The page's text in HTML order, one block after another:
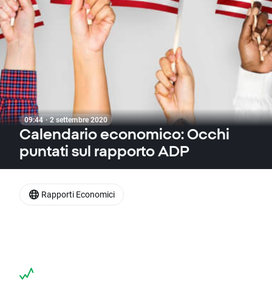
09:44 · 2 settembre 2020
Calendario economico: Occhi
puntati sul rapporto ADP
Rapporti Economici